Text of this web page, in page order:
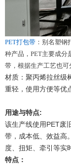
PET打包带 ：别名塑
种产品， PET主要成分
带，根据生产工艺也可
材质：聚丙烯拉丝级
重轻，使用方便等优
用途与特点:
该生产线使用 PET废
带，成本低、效益高
度、扭矩、牵引等实
特点：